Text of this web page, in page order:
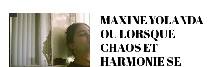
MAXINE YOLANDA
OU LORSQUE
CHAOS ET
HARMONIE SE